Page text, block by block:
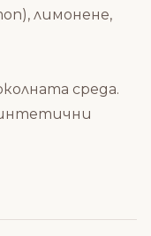
лимонене,
среда.